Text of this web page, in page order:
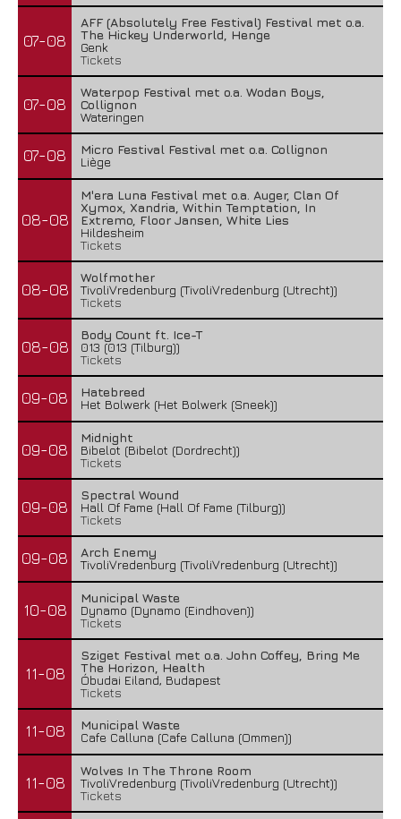
07-08
AFF (Absolutely Free Festival) Festival met o.a.
The Hickey Underworld, Henge
Genk
Tickets
07-08
Waterpop Festival met o.a. Wodan Boys,
Collignon
Wateringen
07-08
Micro Festival Festival met o.a. Collignon
Liège
08-08
M'era Luna Festival met o.a. Auger, Clan Of
Xymox, Xandria, Within Temptation, In
Extremo, Floor Jansen, White Lies
Hildesheim
Tickets
08-08
Wolfmother
TivoliVredenburg (TivoliVredenburg (Utrecht))
Tickets
08-08
Body Count ft. Ice-T
013 (013 (Tilburg))
Tickets
09-08
Hatebreed
Het Bolwerk (Het Bolwerk (Sneek))
09-08
Midnight
Bibelot (Bibelot (Dordrecht))
Tickets
09-08
Spectral Wound
Hall Of Fame (Hall Of Fame (Tilburg))
Tickets
09-08
Arch Enemy
TivoliVredenburg (TivoliVredenburg (Utrecht))
10-08
Municipal Waste
Dynamo (Dynamo (Eindhoven))
Tickets
11-08
Sziget Festival met o.a. John Coffey, Bring Me
The Horizon, Health
Óbudai Eiland, Budapest
Tickets
11-08
Municipal Waste
Cafe Calluna (Cafe Calluna (Ommen))
11-08
Wolves In The Throne Room
TivoliVredenburg (TivoliVredenburg (Utrecht))
Tickets